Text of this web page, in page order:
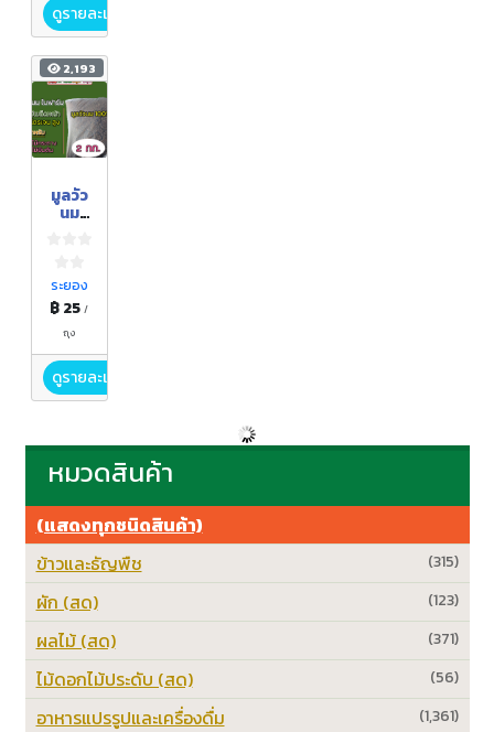
ดูรายละเอียด
2,193
มูลวัว
นม
ระยอง
฿ 25/
ถุง
ดูรายละเอียด
หมวดสินค้า
(แสดงทุกชนิดสินค้า)
(315)
ข้าวและธัญพืช
(123)
ผัก (สด)
(371)
ผลไม้ (สด)
(56)
ไม้ดอกไม้ประดับ (สด)
(1,361)
อาหารแปรรูปและเครื่องดื่ม